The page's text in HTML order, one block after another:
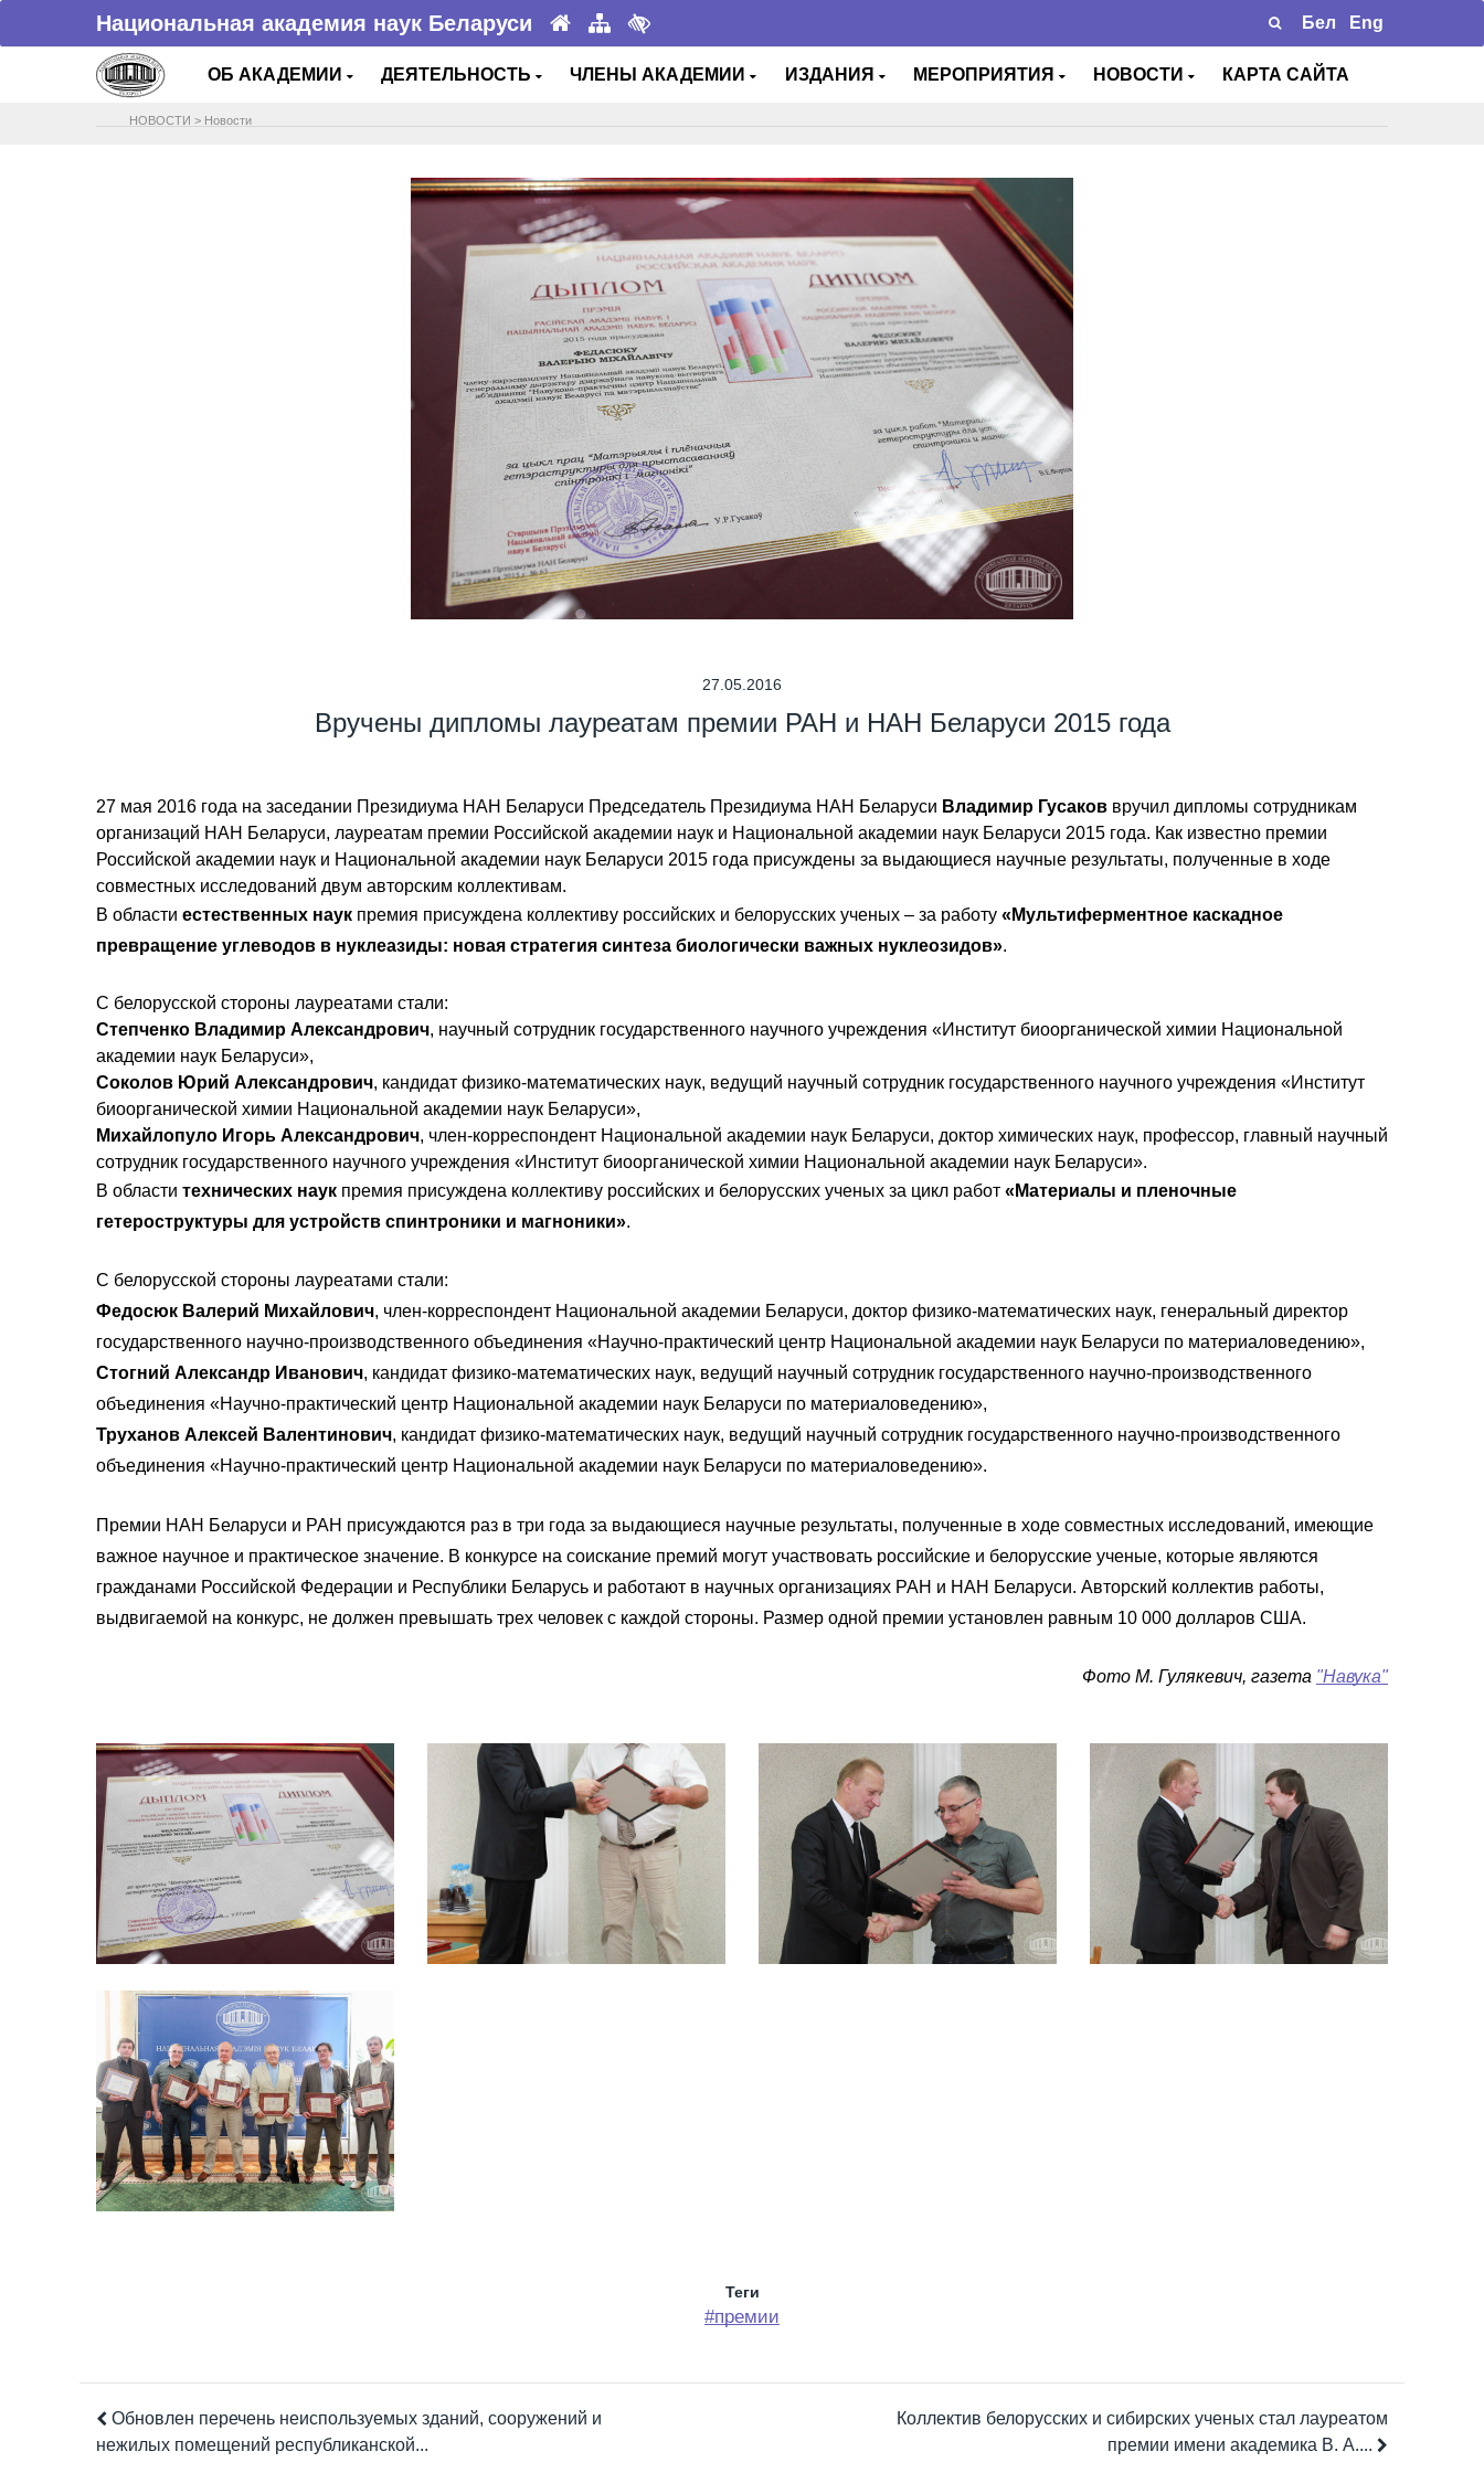
Национальная академия наук Беларуси Бел Eng
ОБ АКАДЕМИИ ДЕЯТЕЛЬНОСТЬ ЧЛЕНЫ АКАДЕМИИ ИЗДАНИЯ МЕРОПРИЯТИЯ НОВОСТИ КАРТА САЙТА
НОВОСТИ > Новости
27.05.2016
Вручены дипломы лауреатам премии РАН и НАН Беларуси 2015 года
27 мая 2016 года на заседании Президиума НАН Беларуси Председатель Президиума НАН Беларуси Владимир Гусаков вручил дипломы сотрудникам
организаций НАН Беларуси, лауреатам премии Российской академии наук и Национальной академии наук Беларуси 2015 года. Как известно премии
Российской академии наук и Национальной академии наук Беларуси 2015 года присуждены за выдающиеся научные результаты, полученные в ходе
совместных исследований двум авторским коллективам.
В области естественных наук премия присуждена коллективу российских и белорусских ученых – за работу «Мультиферментное каскадное
превращение углеводов в нуклеазиды: новая стратегия синтеза биологически важных нуклеозидов».
С белорусской стороны лауреатами стали:
Степченко Владимир Александрович, научный сотрудник государственного научного учреждения «Институт биоорганической химии Национальной
академии наук Беларуси»,
Соколов Юрий Александрович, кандидат физико-математических наук, ведущий научный сотрудник государственного научного учреждения «Институт
биоорганической химии Национальной академии наук Беларуси»,
Михайлопуло Игорь Александрович, член-корреспондент Национальной академии наук Беларуси, доктор химических наук, профессор, главный научный
сотрудник государственного научного учреждения «Институт биоорганической химии Национальной академии наук Беларуси».
В области технических наук премия присуждена коллективу российских и белорусских ученых за цикл работ «Материалы и пленочные
гетероструктуры для устройств спинтроники и магноники».
С белорусской стороны лауреатами стали:
Федосюк Валерий Михайлович, член-корреспондент Национальной академии Беларуси, доктор физико-математических наук, генеральный директор
государственного научно-производственного объединения «Научно-практический центр Национальной академии наук Беларуси по материаловедению»,
Стогний Александр Иванович, кандидат физико-математических наук, ведущий научный сотрудник государственного научно-производственного
объединения «Научно-практический центр Национальной академии наук Беларуси по материаловедению»,
Труханов Алексей Валентинович, кандидат физико-математических наук, ведущий научный сотрудник государственного научно-производственного
объединения «Научно-практический центр Национальной академии наук Беларуси по материаловедению».
Премии НАН Беларуси и РАН присуждаются раз в три года за выдающиеся научные результаты, полученные в ходе совместных исследований, имеющие
важное научное и практическое значение. В конкурсе на соискание премий могут участвовать российские и белорусские ученые, которые являются
гражданами Российской Федерации и Республики Беларусь и работают в научных организациях РАН и НАН Беларуси. Авторский коллектив работы,
выдвигаемой на конкурс, не должен превышать трех человек с каждой стороны. Размер одной премии установлен равным 10 000 долларов США.
Фото М. Гулякевич, газета "Навука"
Теги
#премии
Обновлен перечень неиспользуемых зданий, сооружений и
нежилых помещений республиканской...
Коллектив белорусских и сибирских ученых стал лауреатом
премии имени академика В. А....